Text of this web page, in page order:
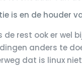
is en de houder
rest ook er
anders te
dat is linux